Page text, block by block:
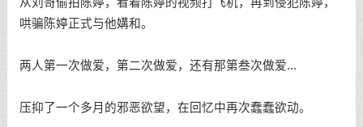
哄骗陈婷正式与他媾和。
两人第一次做爱，第二次做爱，还有那第叁次做爱...
压抑了一个多月的邪恶欲望，在回忆中再次蠢蠢欲动。